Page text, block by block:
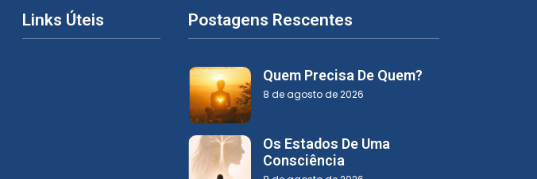
Links Úteis Postagens Rescentes
Quem Precisa De Quem?
8 de agosto de 2026
Os Estados De Uma
Consciência